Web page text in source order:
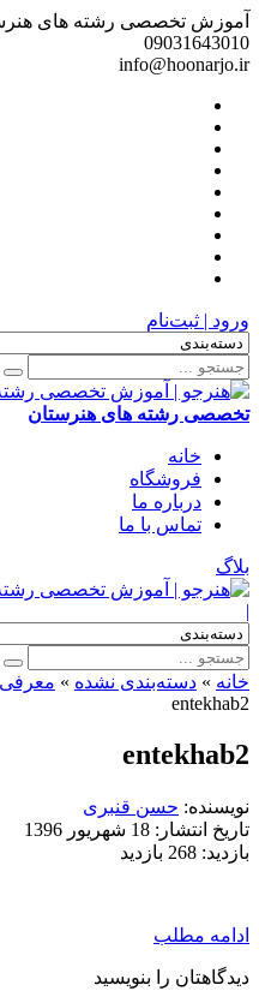
آموزش تخصصی رشته های
09031643010
info@hoonarjo.ir
ورود | ثبت‌نام
تخصصی رشته های هنرستان
خانه
فروشگاه
درباره ما
تماس با ما
بلاگ
|
خانه » دسته‌بندی نشده »
entekhab2
entekhab2
نویسنده: حسن قنبری
تاریخ انتشار: 18 شهریور 1396
بازدید: 268 بازدید
ادامه مطلب
دیدگاهتان را بنویسید